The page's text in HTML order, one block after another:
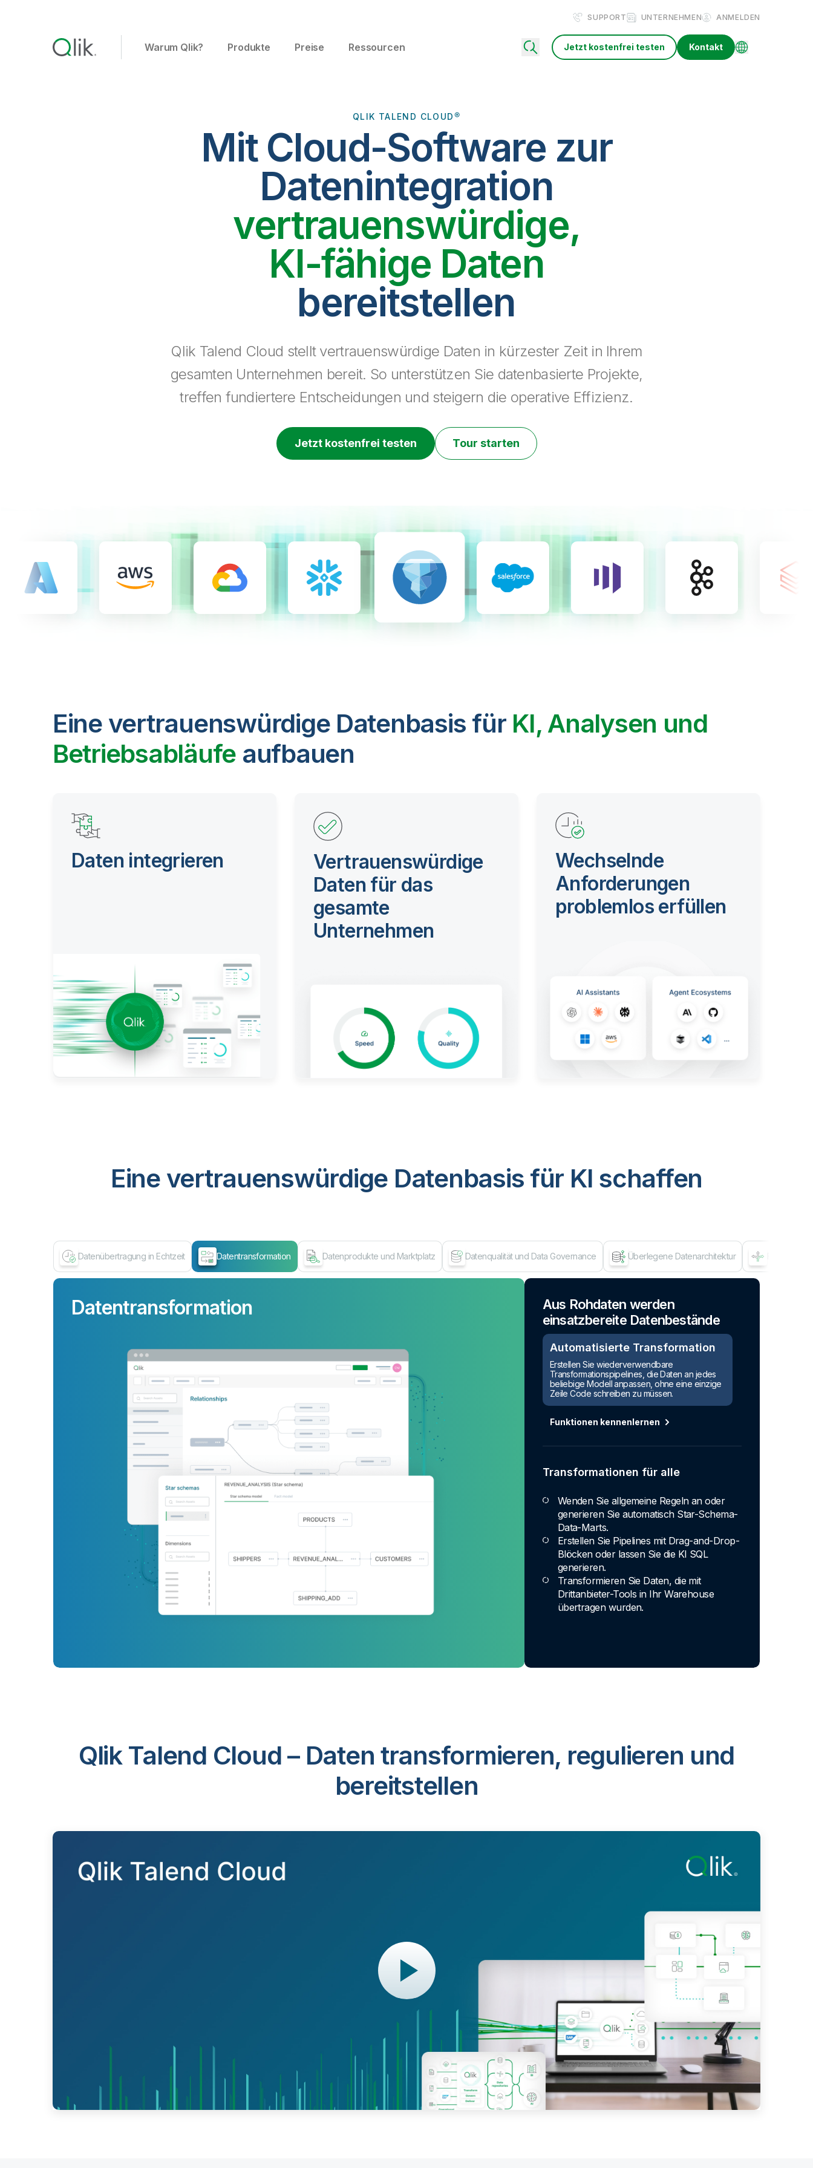
SUPPORT UNTERNEHMEN ANMELDEN
Warum Qlik? Produkte Preise Ressourcen Jetzt kostenfrei testen Kontakt
QLIK TALEND CLOUD®
Mit Cloud-Software zur
Datenintegration
vertrauenswürdige,
KI-fähige Daten
bereitstellen
Qlik Talend Cloud stellt vertrauenswürdige Daten in kürzester Zeit in Ihrem
gesamten Unternehmen bereit. So unterstützen Sie datenbasierte Projekte,
treffen fundiertere Entscheidungen und steigern die operative Effizienz.
Jetzt kostenfrei testen Tour starten
Eine vertrauenswürdige Datenbasis für KI, Analysen und
Betriebsabläufe aufbauen
Daten integrieren
Vertrauenswürdige
Daten für das
gesamte
Unternehmen
Wechselnde
Anforderungen
problemlos erfüllen
Eine vertrauenswürdige Datenbasis für KI schaffen
Datenübertragung in Echtzeit Datentransformation Datenprodukte und Marktplatz Datenqualität und Data Governance Überlegene Datenarchitektur
Datentransformation
Aus Rohdaten werden
einsatzbereite Datenbestände
Automatisierte Transformation
Erstellen Sie wiederverwendbare
Transformationspipelines, die Daten an jedes
beliebige Modell anpassen, ohne eine einzige
Zeile Code schreiben zu müssen.
Funktionen kennenlernen
Transformationen für alle
Wenden Sie allgemeine Regeln an oder
generieren Sie automatisch Star-Schema-
Data-Marts.
Erstellen Sie Pipelines mit Drag-and-Drop-
Blöcken oder lassen Sie die KI SQL
generieren.
Transformieren Sie Daten, die mit
Drittanbieter-Tools in Ihr Warehouse
übertragen wurden.
Qlik Talend Cloud – Daten transformieren, regulieren und
bereitstellen